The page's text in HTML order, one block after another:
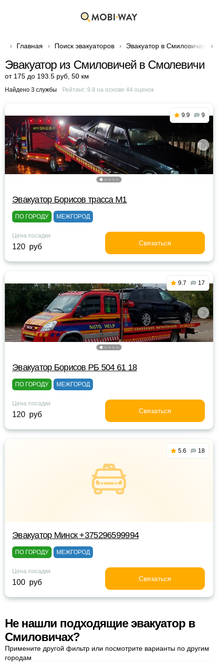
Главная Поиск эвакуаторов Эвакуатор в Смиловичах
Эвакуатор из Смиловичей в Смолевичи
от 175 до 193.5 руб 50 км
Найдено 3 службы Рейтинг: 9.8 на основе 44оценок
9.9 9
Эвакуатор Борисов трасса М1
ПО ГОРОДУ МЕЖГОРОД
Цена посадки
120 руб Связаться
9.7 17
Эвакуатор Борисов РБ 504 61 18
ПО ГОРОДУ МЕЖГОРОД
Цена посадки
120 руб Связаться
5.6 18
Эвакуатор Минск +375296599994
ПО ГОРОДУ МЕЖГОРОД
Цена посадки
100 руб Связаться
Не нашли подходящие эвакуатор в
Смиловичах?
Примените другой фильтр или посмотрите варианты по другим
городам